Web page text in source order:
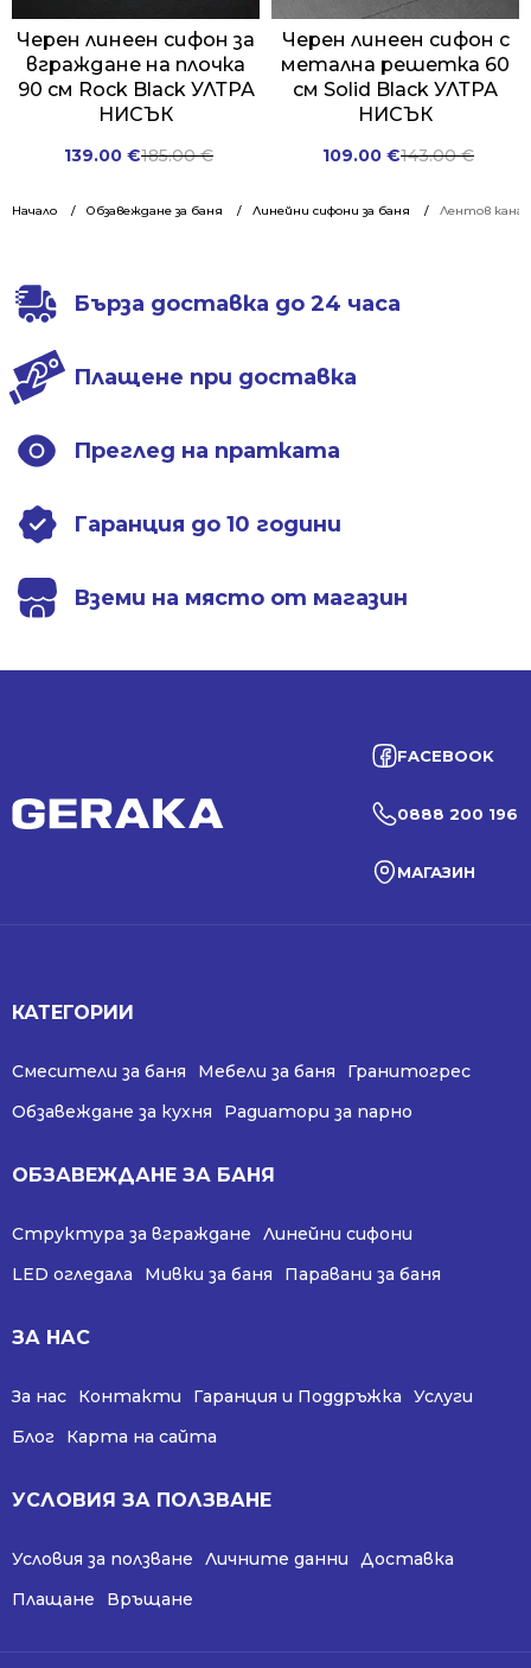
Начало Обзавеждане за баня Линейни сифони за баня Лентов
Черен линеен сифон за
вграждане на плочка
90 см Rock Black УЛТРА
НИСЪК
185.00€
Original
was:
139.00 €Current
is:
Черен линеен сифон с
метална решетка 60
см Solid Black УЛТРА
НИСЪК
143.00€
Original
was:
109.00 €Current
is:
Бърза доставка до 24 часа
Плащене при доставка
Преглед на пратката
Гаранция до 10 години
Вземи на място от магазин
FACEBOOK
0888 200 196
МАГАЗИН
КАТЕГОРИИ
Смесители за баня Мебели за баня
Гранитогрес
Обзавеждане за кухня
Радиатори за парно
ОБЗАВЕЖДАНЕ ЗА БАНЯ
Структура за вграждане
Линейни сифони
LED огледала
Мивки за баня Паравани за баня
ЗА НАС
За нас Контакти Гаранция и Поддръжка
Услуги
Блог
Карта на сайта
УСЛОВИЯ ЗА ПОЛЗВАНЕ
Условия за ползване Личните данни
Доставка
Плащане
Връщане